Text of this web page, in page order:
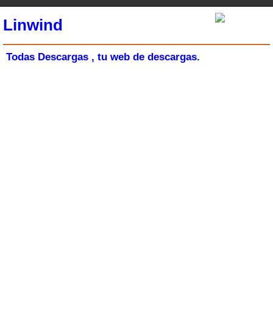
Linwind
Todas Descargas , tu web de descargas.